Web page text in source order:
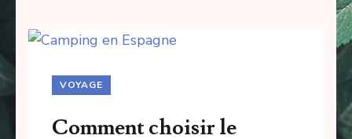
VOYAGE
Comment choisir le